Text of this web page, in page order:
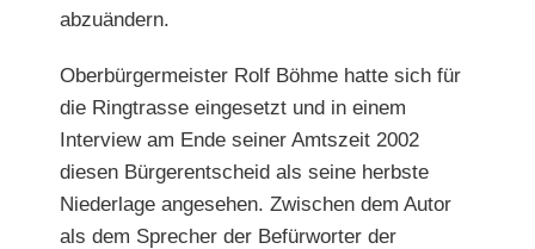
abzuändern.
Oberbürgermeister Rolf Böhme hatte sich für
die Ringtrasse eingesetzt und in einem
Interview am Ende seiner Amtszeit 2002
diesen Bürgerentscheid als seine herbste
Niederlage angesehen. Zwischen dem Autor
als dem Sprecher der Befürworter der